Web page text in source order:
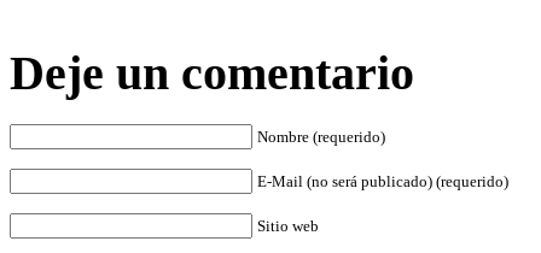
Deje un comentario
Nombre (requerido)
E-Mail (no será publicado) (requerido)
Sitio web